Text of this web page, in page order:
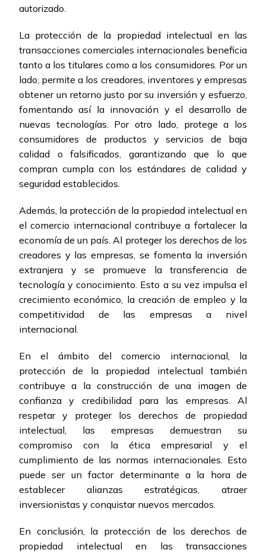
autorizado.
La protección de la propiedad intelectual en las
transacciones comerciales internacionales beneficia
tanto a los titulares como a los consumidores. Por un
lado, permite a los creadores, inventores y empresas
obtener un retorno justo por su inversión y esfuerzo,
fomentando así la innovación y el desarrollo de
nuevas tecnologías. Por otro lado, protege a los
consumidores de productos y servicios de baja
calidad o falsificados, garantizando que lo que
compran cumpla con los estándares de calidad y
seguridad establecidos.
Además, la protección de la propiedad intelectual en
el comercio internacional contribuye a fortalecer la
economía de un país. Al proteger los derechos de los
creadores y las empresas, se fomenta la inversión
extranjera y se promueve la transferencia de
tecnología y conocimiento. Esto a su vez impulsa el
crecimiento económico, la creación de empleo y la
competitividad de las empresas a nivel
internacional.
En el ámbito del comercio internacional, la
protección de la propiedad intelectual también
contribuye a la construcción de una imagen de
confianza y credibilidad para las empresas. Al
respetar y proteger los derechos de propiedad
intelectual, las empresas demuestran su
compromiso con la ética empresarial y el
cumplimiento de las normas internacionales. Esto
puede ser un factor determinante a la hora de
establecer alianzas estratégicas, atraer
inversionistas y conquistar nuevos mercados.
En conclusión, la protección de los derechos de
propiedad intelectual en las transacciones